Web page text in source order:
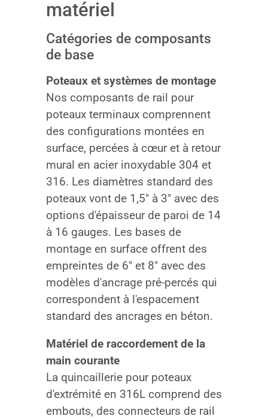
matériel
Catégories de composants
de base
Poteaux et systèmes de montage
Nos composants de rail pour
poteaux terminaux comprennent
des configurations montées en
surface, percées à cœur et à retour
mural en acier inoxydable 304 et
316. Les diamètres standard des
poteaux vont de 1,5″ à 3″ avec des
options d'épaisseur de paroi de 14
à 16 gauges. Les bases de
montage en surface offrent des
empreintes de 6″ et 8″ avec des
modèles d'ancrage pré-percés qui
correspondent à l'espacement
standard des ancrages en béton.
Matériel de raccordement de la
main courante
La quincaillerie pour poteaux
d'extrémité en 316L comprend des
embouts, des connecteurs de rail